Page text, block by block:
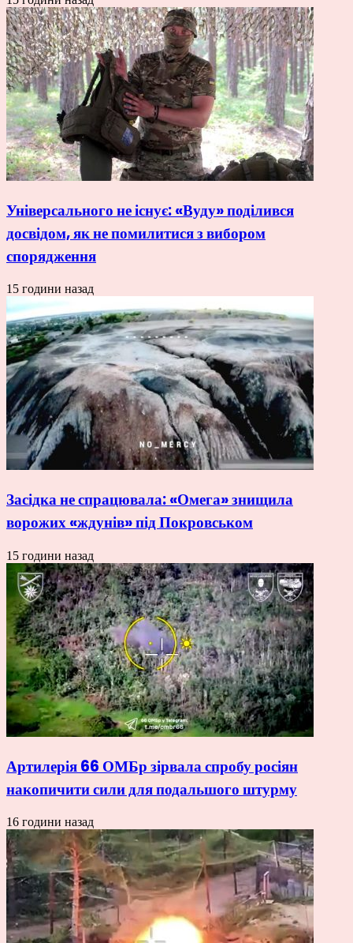
Універсального не існує: «Вуду» поділився
досвідом, як не помилитися з вибором
спорядження
15 години назад
Засідка не спрацювала: «Омега» знищила
ворожих «ждунів» під Покровськом
15 години назад
Артилерія 66 ОМБр зірвала спробу росіян
накопичити сили для подальшого штурму
16 години назад